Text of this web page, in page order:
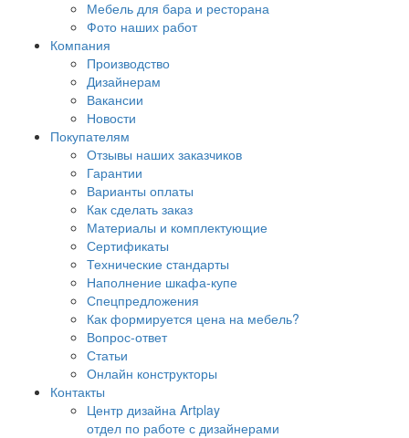
Мебель для бара и ресторана
Фото наших работ
Компания
Производство
Дизайнерам
Вакансии
Новости
Покупателям
Отзывы наших заказчиков
Гарантии
Варианты оплаты
Как сделать заказ
Материалы и комплектующие
Сертификаты
Технические стандарты
Наполнение шкафа-купе
Спецпредложения
Как формируется цена на мебель?
Вопрос-ответ
Статьи
Онлайн конструкторы
Контакты
Центр дизайна Artplay
отдел по работе с дизайнерами